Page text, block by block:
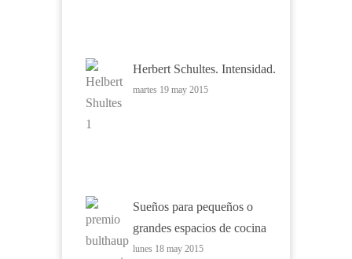
Herbert Schultes. Intensidad.
martes 19 may 2015
Sueños para pequeños o
grandes espacios de cocina
lunes 18 may 2015